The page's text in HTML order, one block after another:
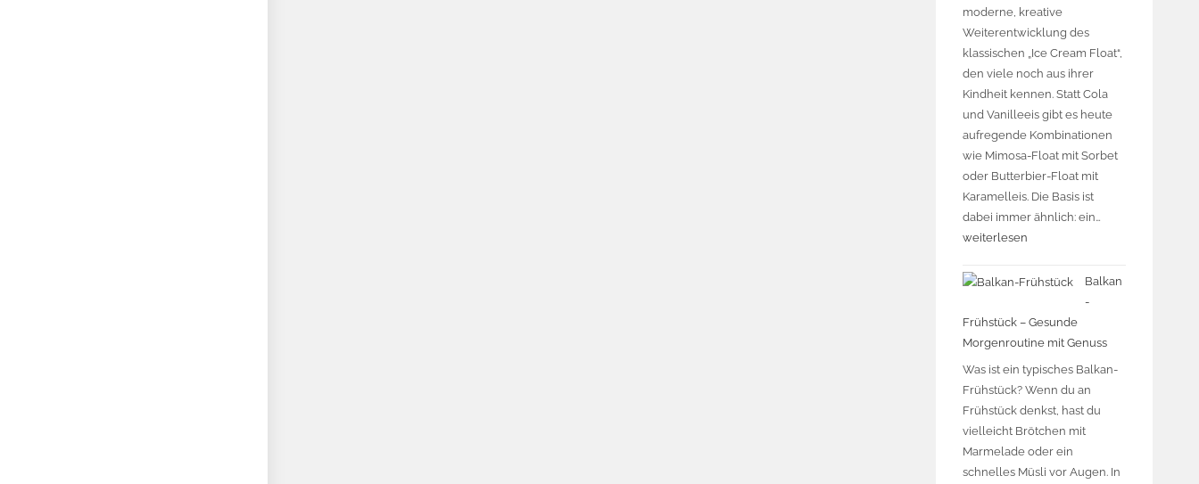
moderne, kreative
Weiterentwicklung des
klassischen „Ice Cream Float“,
den viele noch aus ihrer
Kindheit kennen. Statt Cola
und Vanilleeis gibt es heute
aufregende Kombinationen
wie Mimosa-Float mit Sorbet
oder Butterbier-Float mit
Karamelleis. Die Basis ist
dabei immer ähnlich: ein…
weiterlesen
Balkan
-
Frühstück – Gesunde
Morgenroutine mit Genuss
Was ist ein typisches Balkan-
Frühstück? Wenn du an
Frühstück denkst, hast du
vielleicht Brötchen mit
Marmelade oder ein
schnelles Müsli vor Augen. In